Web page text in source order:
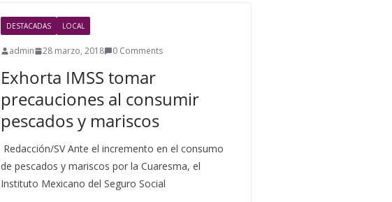
o
o
k
DESTACADAS LOCAL
admin 28 marzo, 2018 0 Comments
Exhorta IMSS tomar
precauciones al consumir
pescados y mariscos
Redacción/SV Ante el incremento en el consumo
de pescados y mariscos por la Cuaresma, el
Instituto Mexicano del Seguro Social